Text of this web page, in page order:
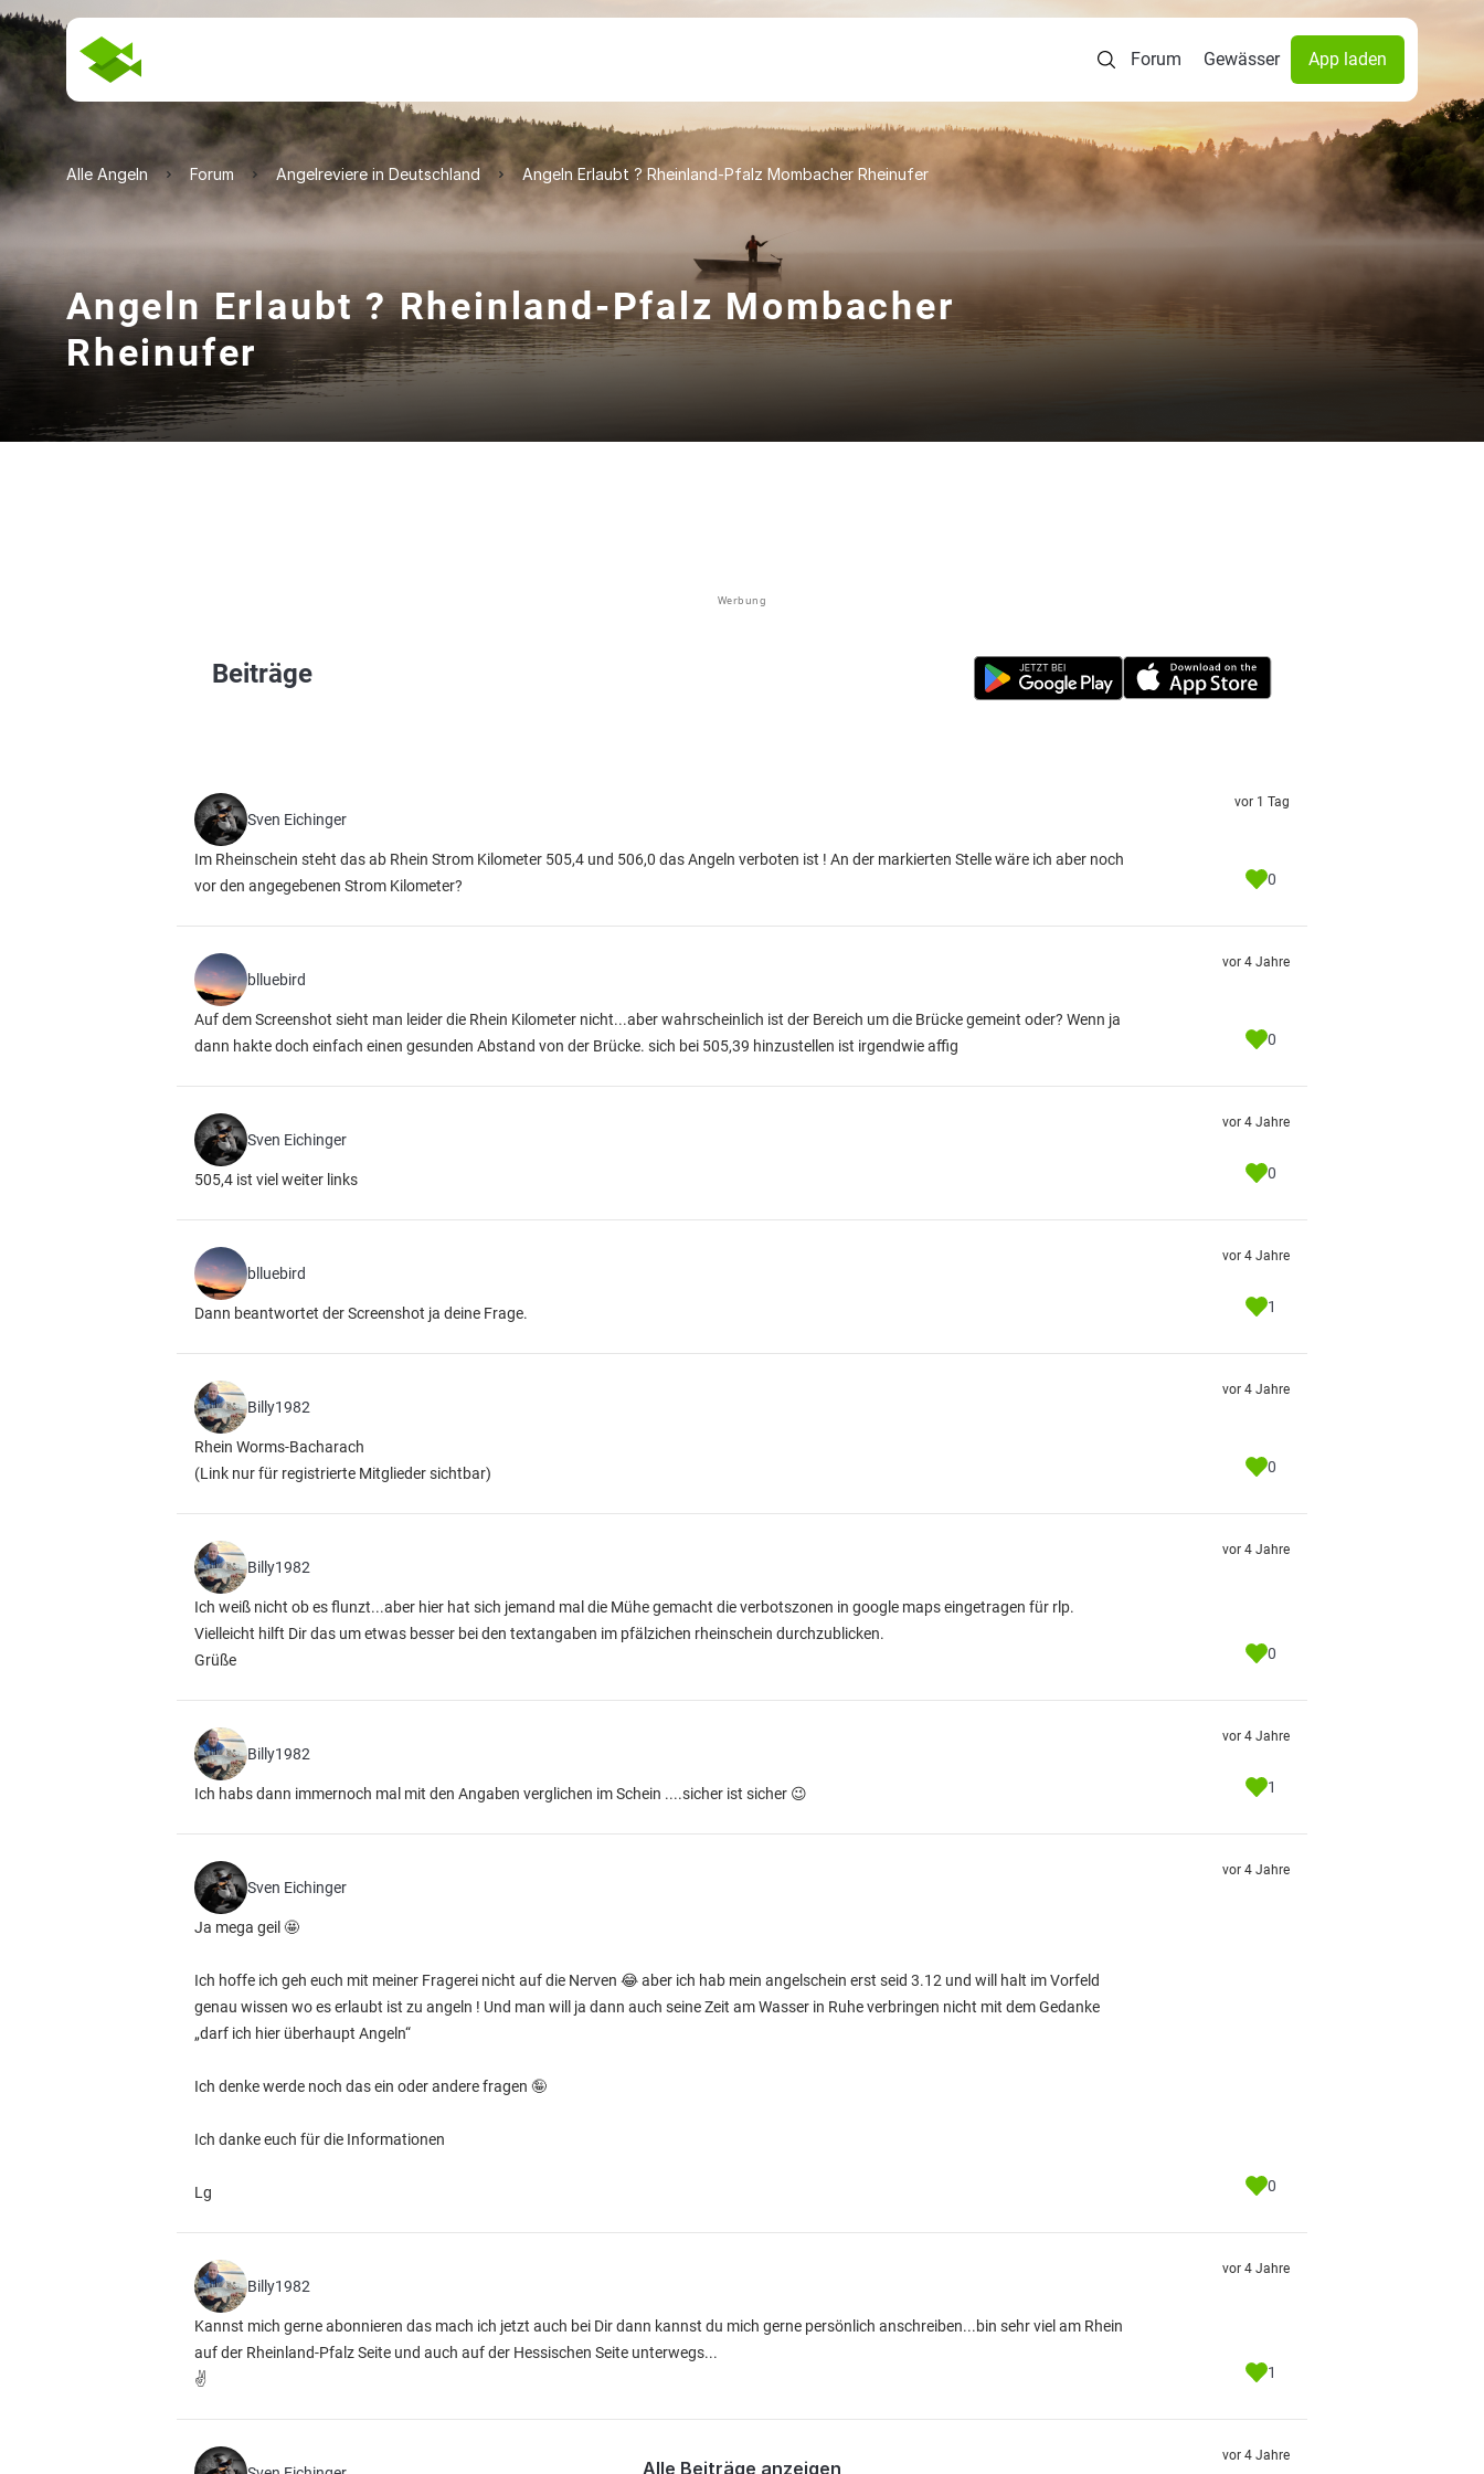
Forum Gewässer App laden
Alle Angeln Forum Angelreviere in Deutschland Angeln Erlaubt ? Rheinland-Pfalz Mombacher Rheinufer
Angeln Erlaubt ? Rheinland-Pfalz Mombacher
Rheinufer
Werbung
Beiträge
Sven Eichinger
Im Rheinschein steht das ab Rhein Strom Kilometer 505,4 und 506,0 das Angeln verboten ist ! An der markierten Stelle wäre ich aber noch
vor den angegebenen Strom Kilometer?
vor 1 Tag
0
blluebird
Auf dem Screenshot sieht man leider die Rhein Kilometer nicht...aber wahrscheinlich ist der Bereich um die Brücke gemeint oder? Wenn ja
dann hakte doch einfach einen gesunden Abstand von der Brücke. sich bei 505,39 hinzustellen ist irgendwie affig
vor 4 Jahre
0
Sven Eichinger
505,4 ist viel weiter links
vor 4 Jahre
0
blluebird
Dann beantwortet der Screenshot ja deine Frage.
vor 4 Jahre
1
Billy1982
Rhein Worms-Bacharach
(Link nur für registrierte Mitglieder sichtbar)
vor 4 Jahre
0
Billy1982
Ich weiß nicht ob es flunzt...aber hier hat sich jemand mal die Mühe gemacht die verbotszonen in google maps eingetragen für rlp.
Vielleicht hilft Dir das um etwas besser bei den textangaben im pfälzichen rheinschein durchzublicken.
Grüße
vor 4 Jahre
0
Billy1982
Ich habs dann immernoch mal mit den Angaben verglichen im Schein ....sicher ist sicher 😉
vor 4 Jahre
1
Sven Eichinger
Ja mega geil 🤩
Ich hoffe ich geh euch mit meiner Fragerei nicht auf die Nerven 😂 aber ich hab mein angelschein erst seid 3.12 und will halt im Vorfeld
genau wissen wo es erlaubt ist zu angeln ! Und man will ja dann auch seine Zeit am Wasser in Ruhe verbringen nicht mit dem Gedanke
„darf ich hier überhaupt Angeln“
Ich denke werde noch das ein oder andere fragen 🤪
Ich danke euch für die Informationen
Lg
vor 4 Jahre
0
Billy1982
Kannst mich gerne abonnieren das mach ich jetzt auch bei Dir dann kannst du mich gerne persönlich anschreiben...bin sehr viel am Rhein
auf der Rheinland-Pfalz Seite und auch auf der Hessischen Seite unterwegs...
✌
vor 4 Jahre
1
vor 4 Jahre
Alle Beiträge anzeigen